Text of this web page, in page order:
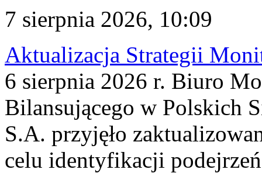
7 sierpnia 2026, 10:09
Aktualizacja Strategii
6 sierpnia 2026 r. Biuro
Bilansującego w Polskich
S.A. przyjęło
celu identyfikacji